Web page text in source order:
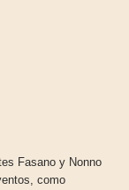
Fasano y Nonno
como